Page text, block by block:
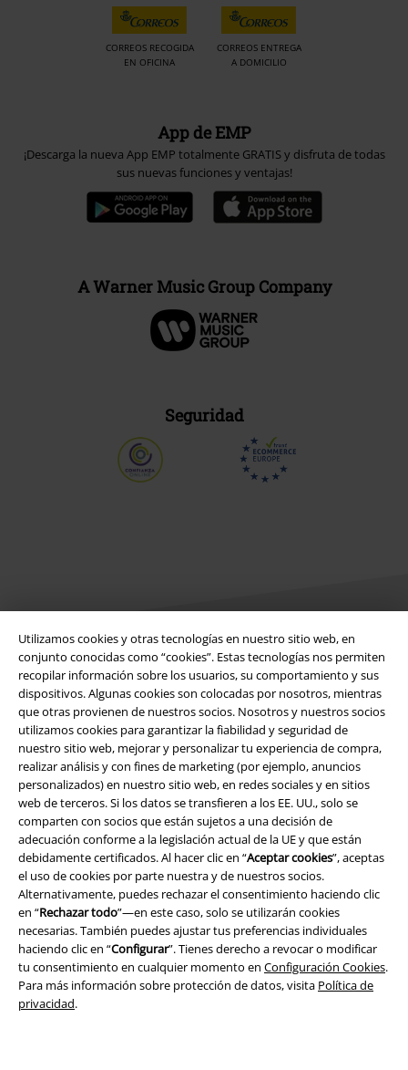
Utilizamos cookies y otras tecnologías en nuestro sitio web, en
conjunto conocidas como “cookies”. Estas tecnologías nos permiten
recopilar información sobre los usuarios, su comportamiento y sus
dispositivos. Algunas cookies son colocadas por nosotros, mientras
que otras provienen de nuestros socios. Nosotros y nuestros socios
utilizamos cookies para garantizar la fiabilidad y seguridad de
nuestro sitio web, mejorar y personalizar tu experiencia de compra,
realizar análisis y con fines de marketing (por ejemplo, anuncios
personalizados) en nuestro sitio web, en redes sociales y en sitios
web de terceros. Si los datos se transfieren a los EE. UU., solo se
comparten con socios que están sujetos a una decisión de
adecuación conforme a la legislación actual de la UE y que están
debidamente certificados. Al hacer clic en “Aceptar cookies”, aceptas
el uso de cookies por parte nuestra y de nuestros socios.
Alternativamente, puedes rechazar el consentimiento haciendo clic
en “Rechazar todo”—en este caso, solo se utilizarán cookies
necesarias. También puedes ajustar tus preferencias individuales
haciendo clic en “Configurar”. Tienes derecho a revocar o modificar
tu consentimiento en cualquier momento en Configuración Cookies.
Para más información sobre protección de datos, visita Política de
privacidad.
CORREOS RECOGIDA
EN OFICINA
CORREOS ENTREGA
A DOMICILIO
App de EMP
¡Descarga la nueva App EMP totalmente GRATIS y disfruta de todas
sus nuevas funciones y ventajas!
A Warner Music Group Company
Seguridad
Legal
Términos y Condiciones
Aviso Legal
Ley protección de datos
Eliminación de residuos y protección del medioambiente
Declaración de Conformidad
Información sobre accesibilidad
Configuración Cookies
Cancelar pedido